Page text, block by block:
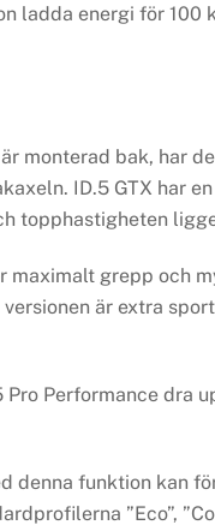
ladda energi för 100
monterad bak, har
ID.5 GTX har
topphastigheten
grepp och
är extra
Performance dra
denna funktion kan
”Eco”,